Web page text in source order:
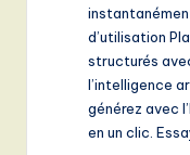
d’utilisation
structurés
l’intelligence
générez avec
en un clic.